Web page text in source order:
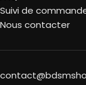
Suivi de
Nous contacter